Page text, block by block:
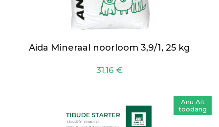
Aida Mineraal noorloom 3,9/1, 25 kg
31,16 €
Anu Ait
toodang